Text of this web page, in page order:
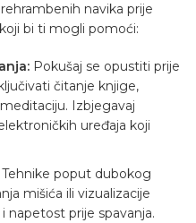
navika prije
bi ti mogli pomoći:
Pokušaj se opustiti prije
čitanje knjige,
Izbjegavaj
uređaja koji
Tehnike poput dubokog
mišića ili vizualizacije
prije spavanja.